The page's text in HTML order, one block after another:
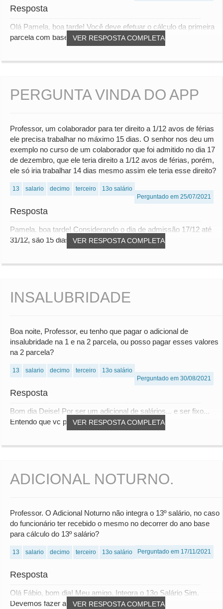
Resposta
VER RESPOSTA COMPLETA
Olá Pamela, boa tarde! Você deve efetuar o cálculo da primeira
parcela com base nos 12/12 avos. Inte...
PERGUNTA VINDA DO APP
Professor, um colaborador para ter direito a 1/12 avos de férias
ele precisa trabalhar no máximo 15 dias. O senhor nos deu um
exemplo no curso de um colaborador que foi admitido no dia 17
de dezembro, que ele teria direito a 1/12 avos de férias, porém,
ele só iria trabalhar 14 dias mesmo assim ele teria esse direito?
13 salario decimo terceiro
13o salário
Perguntado em 25/07/2021
Resposta
VER RESPOSTA COMPLETA
Pamela. boa tarde! Considerando o dia de admissão 17/12 até
31/12, são 15 dias trabalhados.
INSALUBRIDADE
Boa noite, Professor, eu tenho que pagar o adicional de
insalubridade na 1 e na 2 parcela, ou posso pagar esses valores
na 2 parcela?
13 salario decimo terceiro
13o salário
Perguntado em 30/08/2021
Resposta
VER RESPOSTA COMPLETA
Bom dia Deise! Por ser um adicional de salários... e ser fixo...
Entendo que vc pode pagar metade em...
ADICIONAL NOTURNO.
Professor. O Adicional Noturno não integra o 13º salário, no caso
do funcionário ter recebido o mesmo no decorrer do ano base
para cálculo do 13º salário?
13 salario decimo terceiro 13o salário Perguntado em 17/11/2021
Resposta
VER RESPOSTA COMPLETA
Olá Fábio, bom dia! Meu amigo. Integra o 13o Salário Sim.
Devemos fazer a apuração das médias desse...